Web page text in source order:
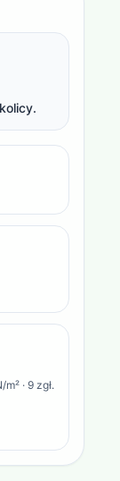
m² · 9 zgł.